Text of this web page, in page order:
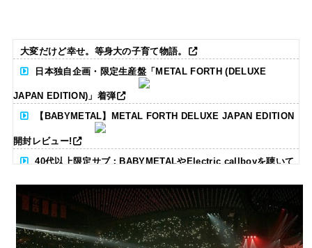
大変だけど幸せ。等身大の子育て物語。
日本独自企画・限定生産盤「METAL FORTH (DELUXE
JAPAN EDITION)」着弾
【BABYMETAL】METAL FORTH DELUXE JAPAN EDITION
開封レビュー!
40代以上限定サブ：BABYMETALやElectric callboyを聴いて
る人いる？ 【海外の反応】
BABYMETAL「CANNONBALL外伝」グッズ販売決定
タワーレコード新宿店にてBABYMETALのパネル展が開催中